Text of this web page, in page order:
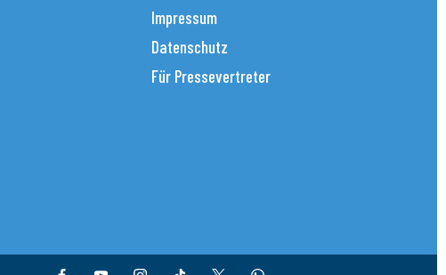
Impressum
Datenschutz
Für Pressevertreter